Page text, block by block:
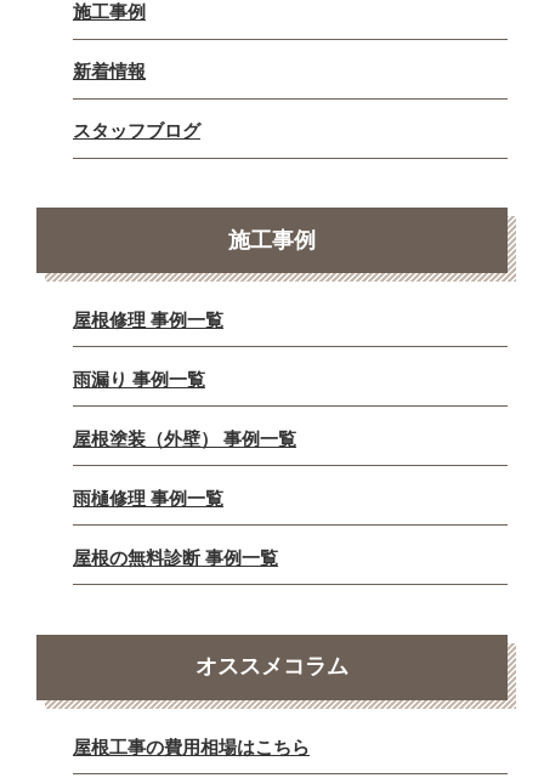
施工事例
新着情報
スタッフブログ
施工事例
屋根修理 事例一覧
雨漏り 事例一覧
屋根塗装（外壁） 事例一覧
雨樋修理 事例一覧
屋根の無料診断 事例一覧
オススメコラム
屋根工事の費用相場はこちら